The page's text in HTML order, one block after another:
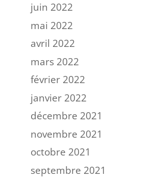
juin 2022
mai 2022
avril 2022
mars 2022
février 2022
janvier 2022
décembre 2021
novembre 2021
octobre 2021
septembre 2021